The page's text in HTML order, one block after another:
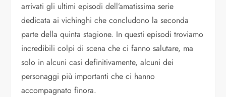
arrivati gli ultimi episodi dell’amatissima serie
dedicata ai vichinghi che concludono la seconda
parte della quinta stagione. In questi episodi troviamo
incredibili colpi di scena che ci fanno salutare, ma
solo in alcuni casi definitivamente, alcuni dei
personaggi più importanti che ci hanno
accompagnato finora.